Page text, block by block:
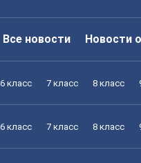
Все новости Новости
6 класс 7 класс 8 класс
6 класс 7 класс 8 класс